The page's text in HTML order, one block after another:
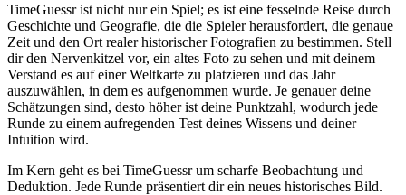
TimeGuessr ist nicht nur ein Spiel; es ist eine fesselnde Reise durch
Geschichte und Geografie, die die Spieler herausfordert, die genaue
Zeit und den Ort realer historischer Fotografien zu bestimmen. Stell
dir den Nervenkitzel vor, ein altes Foto zu sehen und mit deinem
Verstand es auf einer Weltkarte zu platzieren und das Jahr
auszuwählen, in dem es aufgenommen wurde. Je genauer deine
Schätzungen sind, desto höher ist deine Punktzahl, wodurch jede
Runde zu einem aufregenden Test deines Wissens und deiner
Intuition wird.
Im Kern geht es bei TimeGuessr um scharfe Beobachtung und
Deduktion. Jede Runde präsentiert dir ein neues historisches Bild.